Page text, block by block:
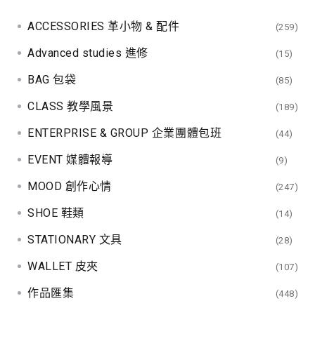
ACCESSORIES 革小物 & 配件 (259)
Advanced studies 進修 (15)
BAG 包袋 (85)
CLASS 教學風景 (189)
ENTERPRISE & GROUP 企業團體包班 (44)
EVENT 媒體報導 (9)
MOOD 創作心情 (247)
SHOE 鞋類 (14)
STATIONARY 文具 (28)
WALLET 皮夾 (107)
作品匯集 (448)